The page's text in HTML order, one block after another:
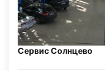
Сервис Солнцево